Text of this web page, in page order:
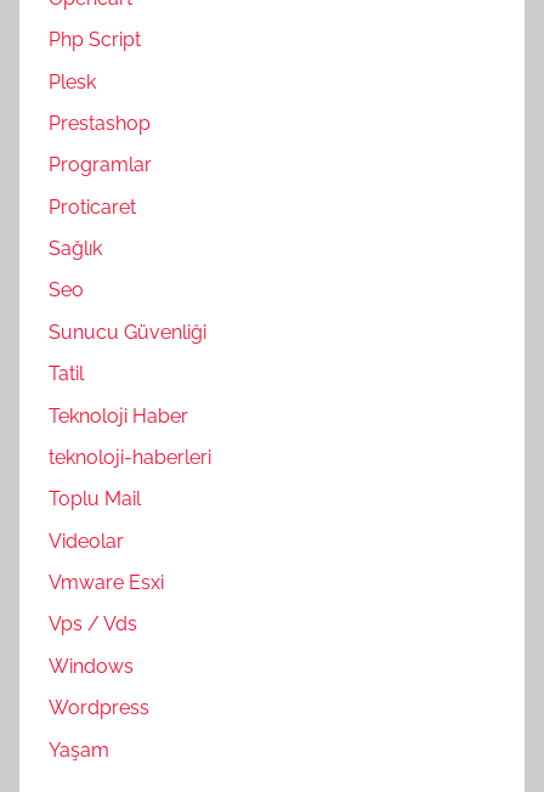
Php Script
Plesk
Prestashop
Programlar
Proticaret
Sağlık
Seo
Sunucu Güvenliği
Tatil
Teknoloji Haber
teknoloji-haberleri
Toplu Mail
Videolar
Vmware Esxi
Vps / Vds
Windows
Wordpress
Yaşam